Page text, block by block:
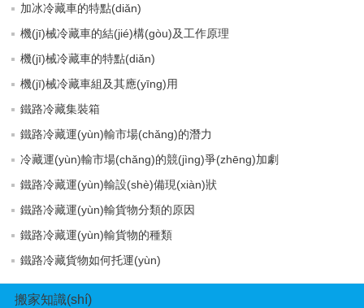
加冰冷藏車的特點(diǎn)
機(jī)械冷藏車的結(jié)構(gòu)及工作原理
機(jī)械冷藏車的特點(diǎn)
機(jī)械冷藏車組及其應(yīng)用
鐵路冷藏集裝箱
鐵路冷藏運(yùn)輸市場(chǎng)的潛力
冷藏運(yùn)輸市場(chǎng)的競(jìng)爭(zhēng)加劇
鐵路冷藏運(yùn)輸設(shè)備現(xiàn)狀
鐵路冷藏運(yùn)輸貨物分類的原因
鐵路冷藏運(yùn)輸貨物的種類
鐵路冷藏貨物如何托運(yùn)
搬家知識(shí)